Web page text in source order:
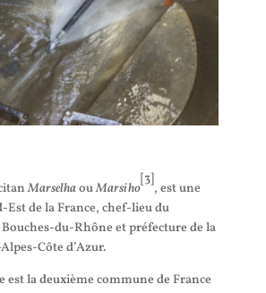
MarselhaouMarsiho
[3]
, est une
Est de la France, chef-lieu du
du-Rhône et préfecture de la
Côte d’Azur.
est la deuxième commune de France